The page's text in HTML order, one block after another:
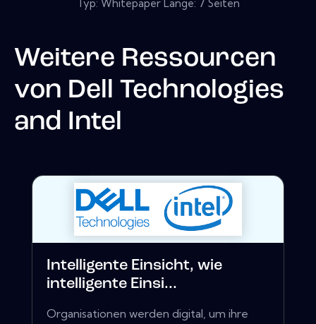
Typ: Whitepaper Länge: 7 Seiten
Weitere Ressourcen
von Dell Technologies
and Intel
Intelligente Einsicht, wie
intelligente Einsi...
Organisationen werden digital, um ihre